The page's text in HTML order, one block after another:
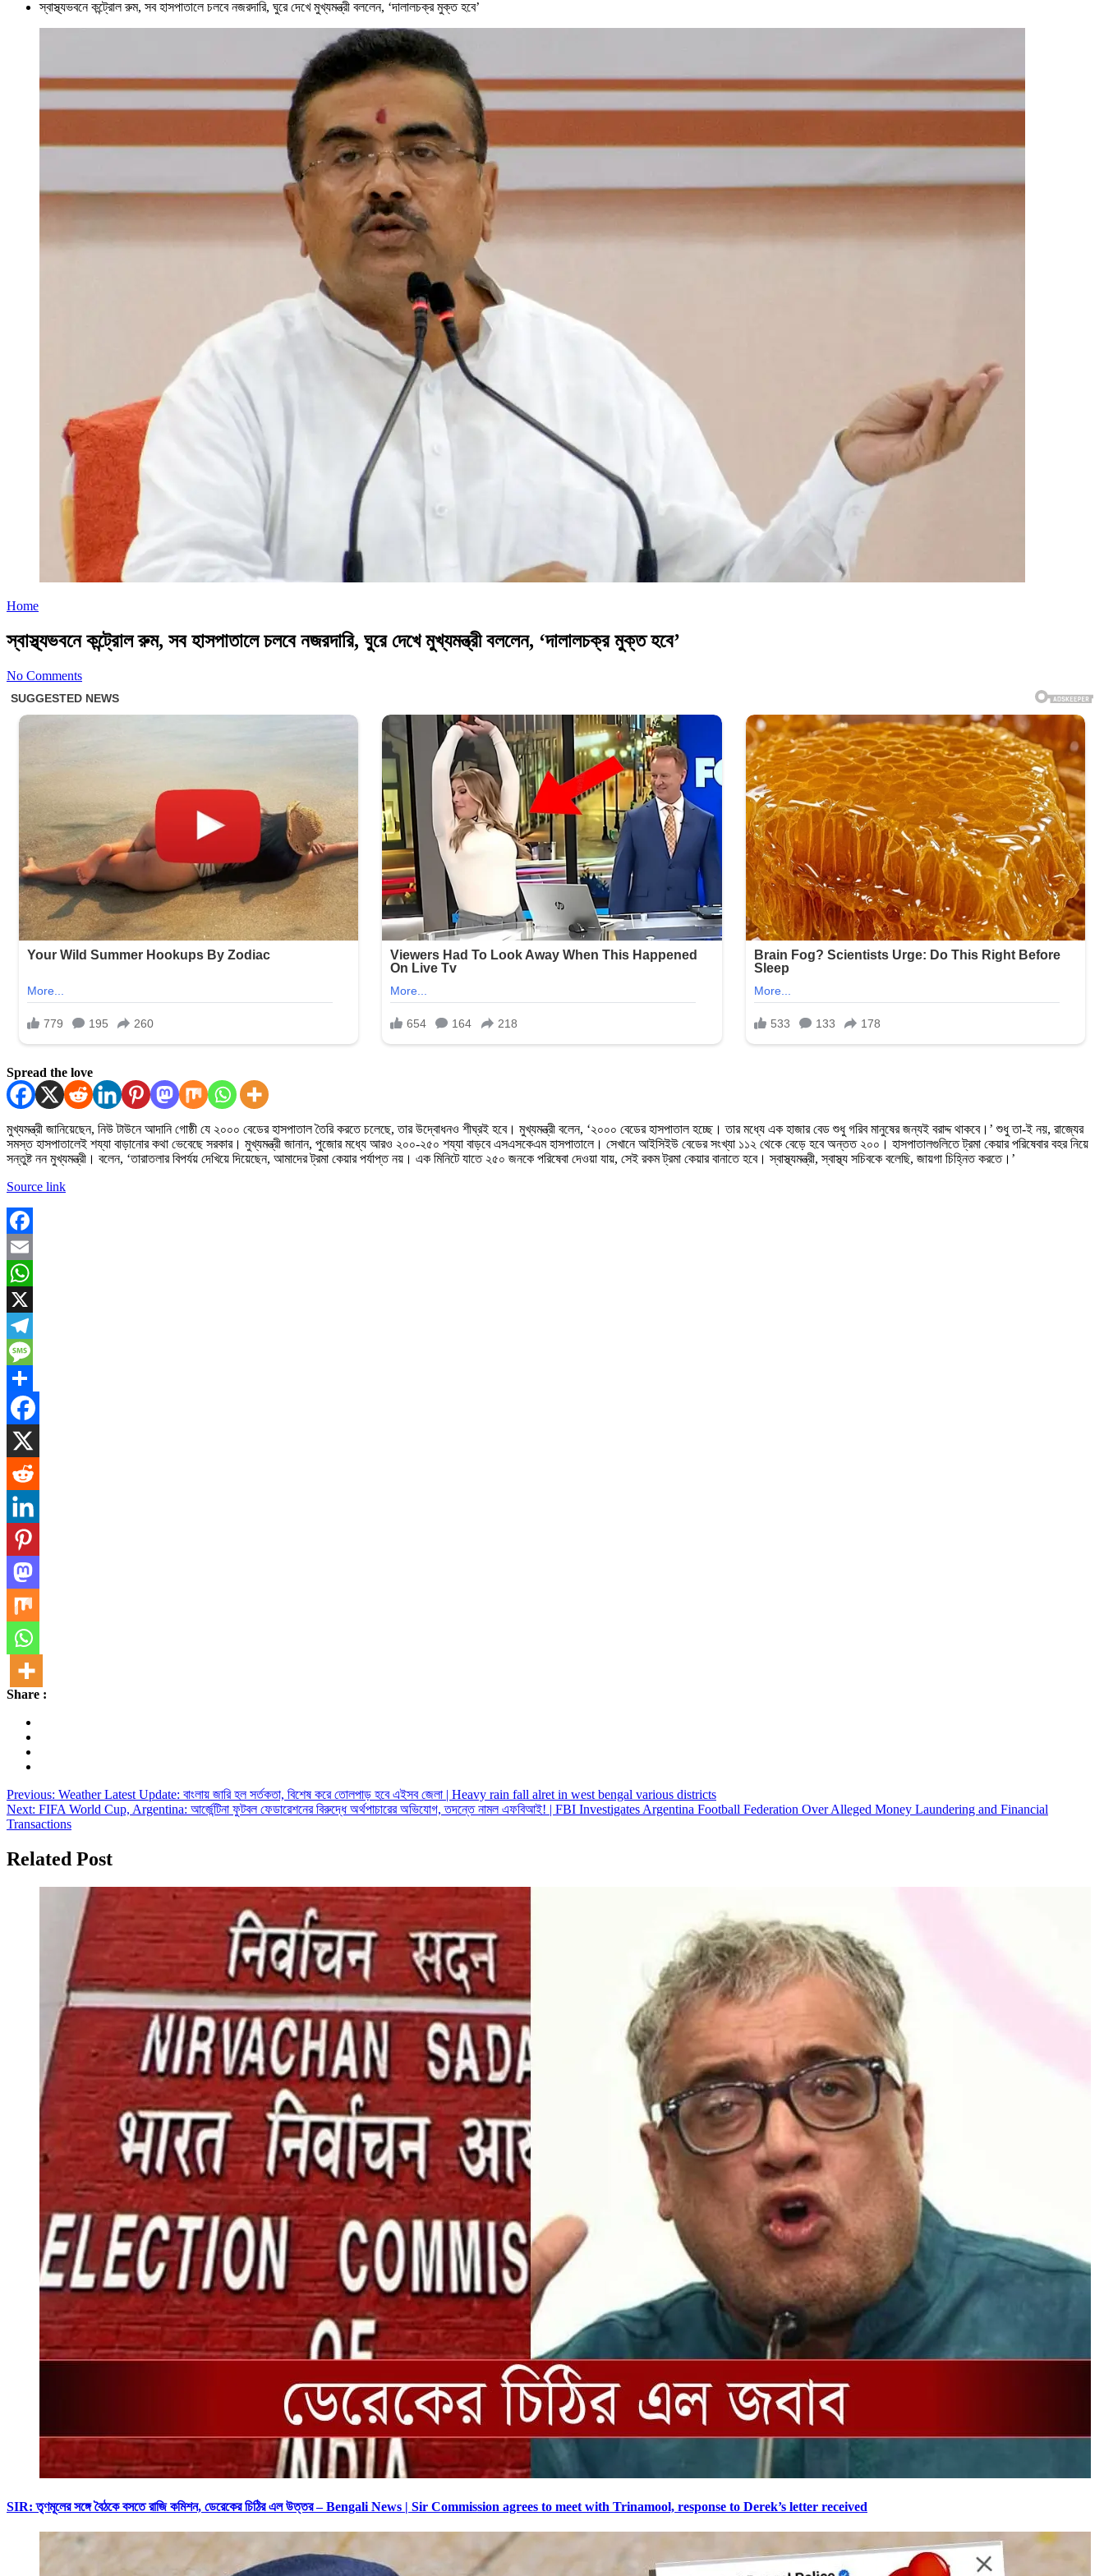
স্বাস্থ্যভবনে কন্ট্রোল রুম, সব হাসপাতালে চলবে নজরদারি, ঘুরে দেখে মুখ্যমন্ত্রী বললেন, ‘দালালচক্র মুক্ত হবে’
Home
স্বাস্থ্যভবনে কন্ট্রোল রুম, সব হাসপাতালে চলবে নজরদারি, ঘুরে দেখে মুখ্যমন্ত্রী বললেন, ‘দালালচক্র মুক্ত হবে’
No Comments
Spread the love
মুখ্যমন্ত্রী জানিয়েছেন, নিউ টাউনে আদানি গোষ্ঠী যে ২০০০ বেডের হাসপাতাল তৈরি করতে চলেছে, তার উদ্বোধনও শীঘ্রই হবে। মুখ্যমন্ত্রী বলেন, ‘২০০০ বেডের হাসপাতাল হচ্ছে। তার মধ্যে এক হাজার বেড শুধু গরিব মানুষের জন্যই বরাদ্দ থাকবে।’ শুধু তা-ই নয়, রাজ্যের
সমস্ত হাসপাতালেই শয্যা বাড়ানোর কথা ভেবেছে সরকার। মুখ্যমন্ত্রী জানান, পুজোর মধ্যে আরও ২০০-২৫০ শয্যা বাড়বে এসএসকেএম হাসপাতালে। সেখানে আইসিইউ বেডের সংখ্যা ১১২ থেকে বেড়ে হবে অন্তত ২০০। হাসপাতালগুলিতে ট্রমা কেয়ার পরিষেবার বহর নিয়ে
সন্তুষ্ট নন মুখ্যমন্ত্রী। বলেন, ‘তারাতলার বিপর্যয় দেখিয়ে দিয়েছেন, আমাদের ট্রমা কেয়ার পর্যাপ্ত নয়। এক মিনিটে যাতে ২৫০ জনকে পরিষেবা দেওয়া যায়, সেই রকম ট্রমা কেয়ার বানাতে হবে। স্বাস্থ্যমন্ত্রী, স্বাস্থ্য সচিবকে বলেছি, জায়গা চিহ্নিত করতে।’
Source link
Facebook
Email
WhatsApp
X
Telegram
Message
Share
Share :
Post
navigation
Previous: Weather Latest Update: বাংলায় জারি হল সর্তকতা, বিশেষ করে তোলপাড় হবে এইসব জেলা | Heavy rain fall alret in west bengal various districts
Next: FIFA World Cup, Argentina: আর্জেন্টিনা ফুটবল ফেডারেশনের বিরুদ্ধে অর্থপাচারের অভিযোগ, তদন্তে নামল এফবিআই! | FBI Investigates Argentina Football Federation Over Alleged Money Laundering and Financial
Transactions
Related Post
SIR: তৃণমূলের সঙ্গে বৈঠকে বসতে রাজি কমিশন, ডেরেকের চিঠির এল উত্তর – Bengali News | Sir Commission agrees to meet with Trinamool, response to Derek’s letter received